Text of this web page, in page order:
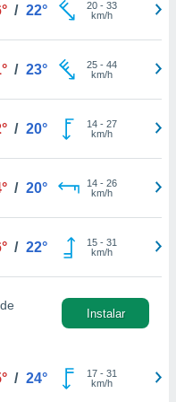
/ 22° 20- 33
km/h
/ 23° 25- 44
km/h
/ 20° 14- 27
km/h
/ 20° 14- 26
km/h
/ 22° 15- 31
km/h
Instalar
/ 24° 17- 31
km/h